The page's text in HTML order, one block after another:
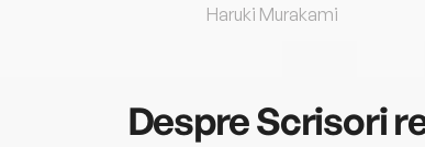
Haruki Murakami
DespreScrisori